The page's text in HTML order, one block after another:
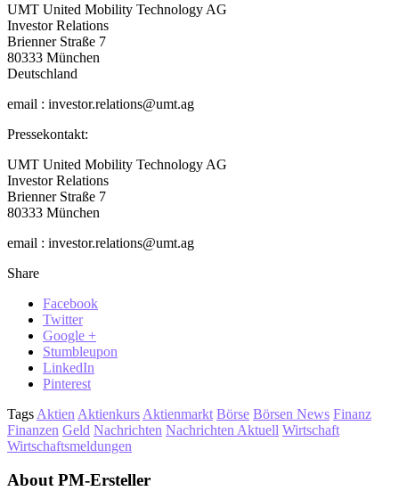
UMT United Mobility Technology AG
Investor Relations
Brienner Straße 7
80333 München
Deutschland
email : investor.relations@umt.ag
Pressekontakt:
UMT United Mobility Technology AG
Investor Relations
Brienner Straße 7
80333 München
email : investor.relations@umt.ag
Share
Facebook
Twitter
Google +
Stumbleupon
LinkedIn
Pinterest
Tags Aktien Aktienkurs Aktienmarkt Börse Börsen News Finanz
Finanzen Geld Nachrichten Nachrichten Aktuell Wirtschaft
Wirtschaftsmeldungen
About PM-Ersteller